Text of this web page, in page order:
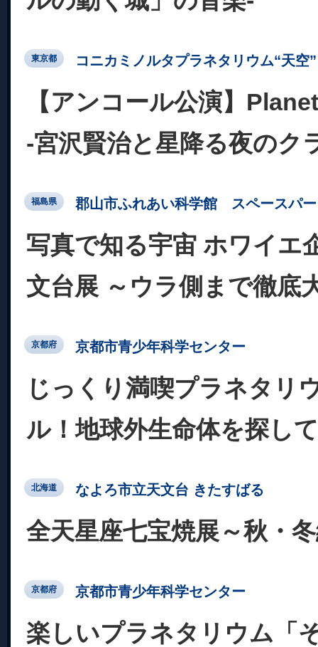
東京都 コニカミノルタプラネタリウム“天
【アンコール公演】
-宮沢賢治と星降る夜のク
福島県 郡山市ふれあい科学館 スペースパ
写真で知る宇宙 ホワイエ
文台展 ～ウラ側まで徹底
京都府 京都市青少年科学センター
じっくり満喫プラネタリ
ル！地球外生命体を探し
北海道 なよろ市立天文台 きたすばる
全天星座七宝焼展～秋・
京都府 京都市青少年科学センター
楽しいプラネタリウム「